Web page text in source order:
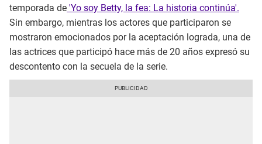
temporada de 'Yo soy Betty, la fea: La historia continúa'.
Sin embargo, mientras los actores que participaron se
mostraron emocionados por la aceptación lograda, una de
las actrices que participó hace más de 20 años expresó su
descontento con la secuela de la serie.